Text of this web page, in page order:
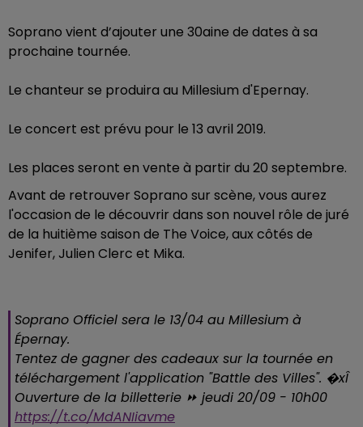
Soprano vient d’ajouter une 30aine de dates à sa
prochaine tournée.
Le chanteur se produira au Millesium d'Epernay.
Le concert est prévu pour le 13 avril 2019.
Les places seront en vente à partir du 20 septembre.
Avant de retrouver Soprano sur scène, vous aurez
l'occasion de le découvrir dans son nouvel rôle de juré
de la huitième saison de The Voice, aux côtés de
Jenifer, Julien Clerc et Mika.
Soprano Officiel sera le 13/04 au Millesium à
Épernay.
Tentez de gagner des cadeaux sur la tournée en
téléchargement l'application "Battle des Villes". �xÎ
Ouverture de la billetterie ⏩ jeudi 20/09 - 10h00
https://t.co/MdANIiavme